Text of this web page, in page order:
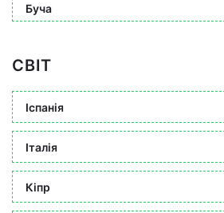
Буча
СВІТ
Іспанія
Італія
Кіпр